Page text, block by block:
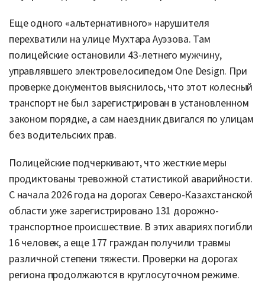
Еще одного «альтернативного» нарушителя
перехватили на улице Мухтара Ауэзова. Там
полицейские остановили 43-летнего мужчину,
управлявшего электровелосипедом One Design. При
проверке документов выяснилось, что этот колесный
транспорт не был зарегистрирован в установленном
законом порядке, а сам наездник двигался по улицам
без водительских прав.
Полицейские подчеркивают, что жесткие меры
продиктованы тревожной статистикой аварийности.
С начала 2026 года на дорогах Северо-Казахстанской
области уже зарегистрировано 131 дорожно-
транспортное происшествие. В этих авариях погибли
16 человек, а еще 177 граждан получили травмы
различной степени тяжести. Проверки на дорогах
региона продолжаются в круглосуточном режиме.